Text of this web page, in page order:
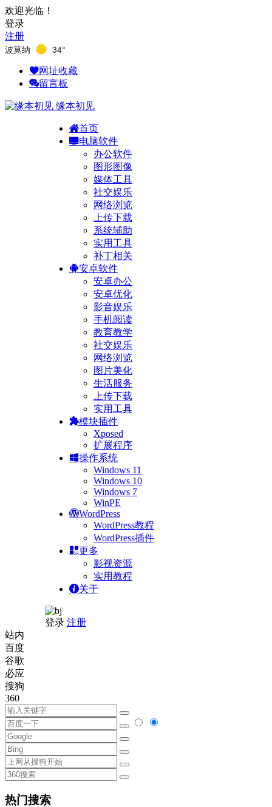
欢迎光临！
登录
注册
波莫纳 34°
网址收藏
留言板
缘本初见
首页
电脑软件
办公软件
图形图像
媒体工具
社交娱乐
网络浏览
上传下载
系统辅助
实用工具
补丁相关
安卓软件
安卓办公
安卓优化
影音娱乐
手机阅读
教育教学
社交娱乐
网络浏览
图片美化
生活服务
上传下载
实用工具
模块插件
Xposed
扩展程序
操作系统
Windows 11
Windows 10
Windows 7
WinPE
WordPress
WordPress教程
WordPress插件
更多
影视资源
实用教程
关于
登录 注册
站内
百度
谷歌
必应
搜狗
360
热门搜索